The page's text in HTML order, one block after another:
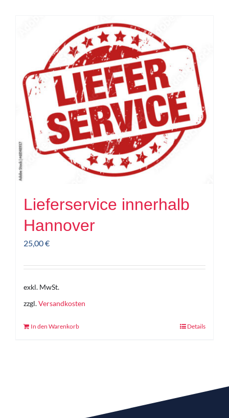
Lieferservice innerhalb
Hannover
25,00€
exkl. MwSt.
zzgl.Versandkosten
In den Warenkorb Details